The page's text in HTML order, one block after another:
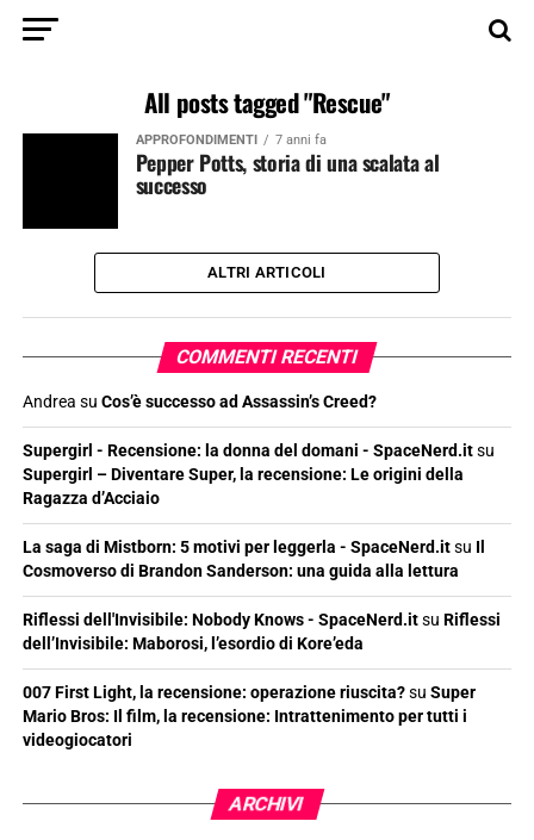
All posts tagged "Rescue"
APPROFONDIMENTI 7 anni fa
Pepper Potts, storia di una scalata al
successo
ALTRI ARTICOLI
COMMENTI RECENTI
Andrea su Cos’è successo ad Assassin’s Creed?
Supergirl - Recensione: la donna del domani - SpaceNerd.itsu
Supergirl – Diventare Super, la recensione: Le origini della
Ragazza d’Acciaio
La saga di Mistborn: 5 motivi per leggerla - SpaceNerd.itsu Il
Cosmoverso di Brandon Sanderson: una guida alla lettura
Riflessi dell'Invisibile: Nobody Knows - SpaceNerd.itsu Riflessi
dell’Invisibile: Maborosi, l’esordio di Kore’eda
007 First Light, la recensione: operazione riuscita?su Super
Mario Bros: Il film, la recensione: Intrattenimento per tutti i
videogiocatori
ARCHIVI